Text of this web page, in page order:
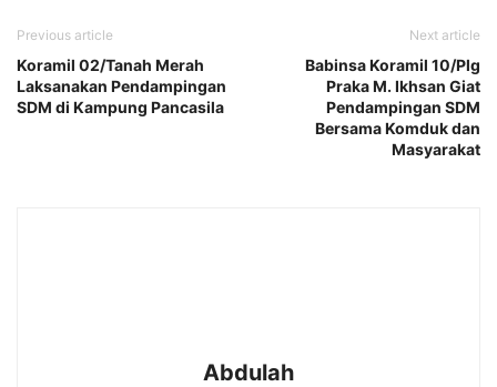
Previous article
Koramil 02/Tanah Merah
Laksanakan Pendampingan
SDM di Kampung Pancasila
Next article
Babinsa Koramil 10/Plg
Praka M. Ikhsan Giat
Pendampingan SDM
Bersama Komduk dan
Masyarakat
Abdulah